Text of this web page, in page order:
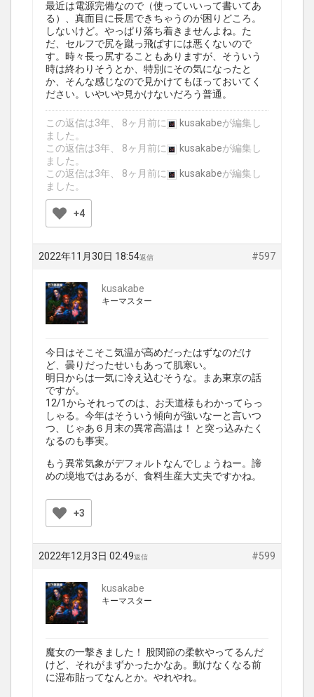
最近は電源完備なので（使っていいって書いてあ
る）、真面目に長居できちゃうのが困りどころ。
しないけど。やっぱり落ち着きませんよね。た
だ、セルフで尻を蹴っ飛ばすには悪くないので
す。時々長っ尻することもありますが、そういう
時は終わりそうとか、特別にその気になったと
か、そんな感じなので見かけてもほっておいてく
ださい。いやいや見かけないだろう普通。
この返信は3年、 8ヶ月前に kusakabeが編集し
ました。
この返信は3年、 8ヶ月前に
kusakabeが編集し
ました。
この返信は3年、 8ヶ月前に
kusakabeが編集し
ました。
+4
2022年11月30日 18:54 #597
返信
kusakabe
キーマスター
今日はそこそこ気温が高めだったはずなのだけ
ど、曇りだったせいもあって肌寒い。
明日からは一気に冷え込むそうな。まあ東京の話
ですが。
12/1からそれってのは、お天道様もわかってらっ
しゃる。今年はそういう傾向が強いなーと言いつ
つ、じゃあ６月末の異常高温は！ と突っ込みたく
なるのも事実。
もう異常気象がデフォルトなんでしょうねー。諦
めの境地ではあるが、食料生産大丈夫ですかね。
+3
2022年12月3日 02:49 #599
返信
kusakabe
キーマスター
魔女の一撃きました！ 股関節の柔軟やってるんだ
けど、それがまずかったかなあ。動けなくなる前
に湿布貼ってなんとか。やれやれ。